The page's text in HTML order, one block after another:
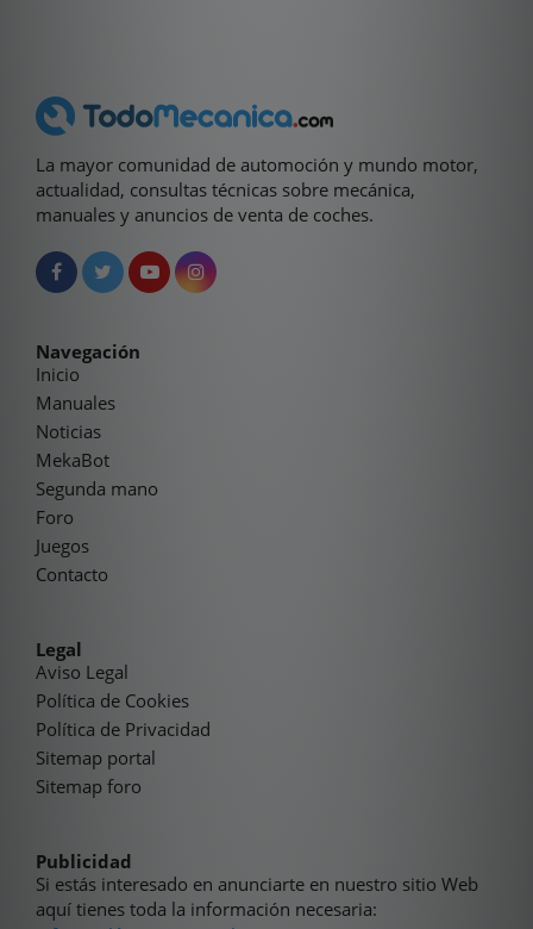
La mayor comunidad de automoción y mundo motor,
actualidad, consultas técnicas sobre mecánica,
manuales y anuncios de venta de coches.
Navegación
Inicio
Manuales
Noticias
MekaBot
Segunda mano
Foro
Juegos
Contacto
Legal
Aviso Legal
Política de Cookies
Política de Privacidad
Sitemap portal
Sitemap foro
Publicidad
Si estás interesado en anunciarte en nuestro sitio Web
aquí tienes toda la información necesaria: